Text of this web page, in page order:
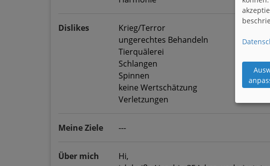
Dislikes
Krieg/Terror
ungerechtes Behandeln
Tierquälerei
Schlangen
Spinnen
keine Wertschätzung
Verletzungen
Meine Ziele ---
Über mich
Hi,